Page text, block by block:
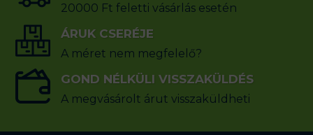
20000 Ft feletti vásárlás esetén
ÁRUK CSERÉJE
A méret nem megfelelő?
GOND NÉLKÜLI VISSZAKÜLDÉS
A megvásárolt árut visszaküldheti